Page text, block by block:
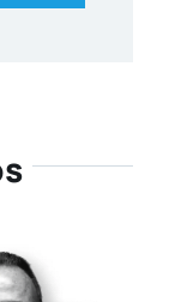
al
en